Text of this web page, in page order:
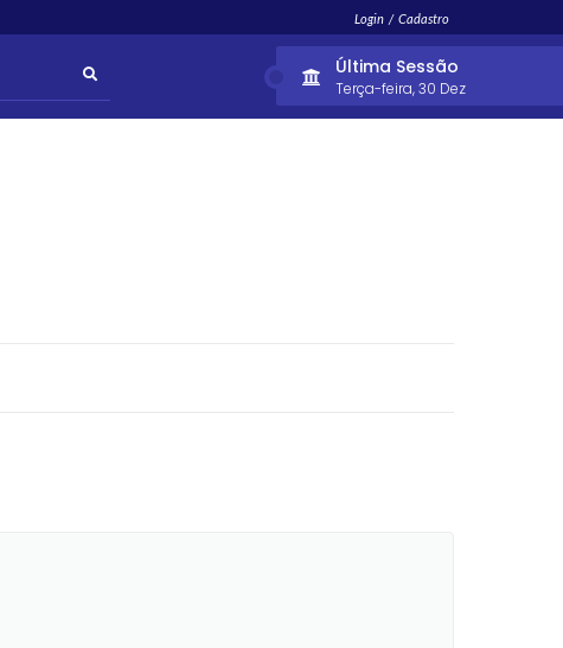
Login / Cadastro
Última Sessão
Terça-feira 30 Dez